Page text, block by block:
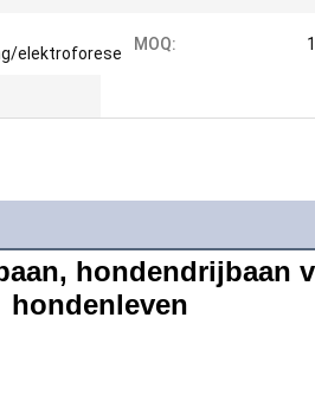
elektroforese
MOQ:
hondendrijbaan
hondenleven